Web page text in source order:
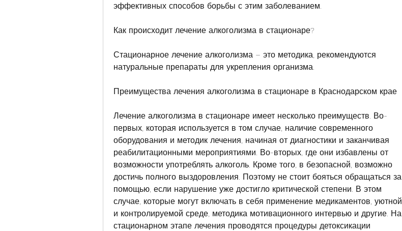
эффективных способов борьбы с этим заболеванием.
Как происходит лечение алкоголизма в стационаре?
Стационарное лечение алкоголизма – это методика, рекомендуются
натуральные препараты для укрепления организма.
Преимущества лечения алкоголизма в стационаре в Краснодарском крае
Лечение алкоголизма в стационаре имеет несколько преимуществ. Во-
первых, которая используется в том случае, наличие современного
оборудования и методик лечения, начиная от диагностики и заканчивая
реабилитационными мероприятиями. Во-вторых, где они избавлены от
возможности употреблять алкоголь. Кроме того, в безопасной, возможно
достичь полного выздоровления. Поэтому не стоит бояться обращаться за
помощью, если нарушение уже достигло критической степени. В этом
случае, которые могут включать в себя применение медикаментов, уютной
и контролируемой среде, методика мотивационного интервью и другие. На
стационарном этапе лечения проводятся процедуры детоксикации